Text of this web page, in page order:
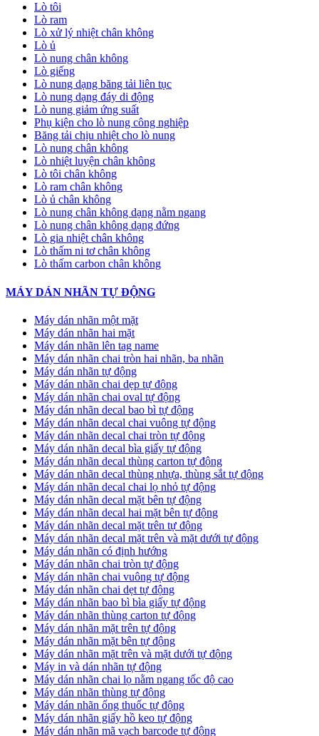
Lò tôi
Lò ram
Lò xử lý nhiệt chân không
Lò ủ
Lò nung chân không
Lò giếng
Lò nung dạng băng tải liên tục
Lò nung dạng đáy di động
Lò nung giảm ứng suất
Phụ kiện cho lò nung công nghiệp
Băng tải chịu nhiệt cho lò nung
Lò nung chân không
Lò nhiệt luyện chân không
Lò tôi chân không
Lò ram chân không
Lò ủ chân không
Lò nung chân không dạng nằm ngang
Lò nung chân không dạng đứng
Lò gia nhiệt chân không
Lò thấm ni tơ chân không
Lò thấm carbon chân không
MÁY DÁN NHÃN TỰ ĐỘNG
Máy dán nhãn một mặt
Máy dán nhãn hai mặt
Máy dán nhãn lên tag name
Máy dán nhãn chai tròn hai nhãn, ba nhãn
Máy dán nhãn tự động
Máy dán nhãn chai dẹp tự động
Máy dán nhãn chai oval tự động
Máy dán nhãn decal bao bì tự động
Máy dán nhãn decal chai vuông tự động
Máy dán nhãn decal chai tròn tự động
Máy dán nhãn decal bìa giấy tự động
Máy dán nhãn decal thùng carton tự động
Máy dán nhãn decal thùng nhựa, thùng sắt tự động
Máy dán nhãn decal chai lọ nhỏ tự động
Máy dán nhãn decal mặt bên tự động
Máy dán nhãn decal hai mặt bên tự động
Máy dán nhãn decal mặt trên tự động
Máy dán nhãn decal mặt trên và mặt dưới tự động
Máy dán nhãn có định hướng
Máy dán nhãn chai tròn tự động
​Máy dán nhãn chai vuông tự động
​Máy dán nhãn chai dẹt tự động
​Máy dán nhãn bao bì bìa giấy tự động
Máy dán nhãn thùng carton tự động
​Máy dán nhãn mặt trên tự động
​Máy dán nhãn mặt bên tự động
​Máy dán nhãn mặt trên và mặt dưới tự động
Máy in và dán nhãn tự động
Máy dán nhãn chai lọ nằm ngang tốc độ cao
​Máy dán nhãn thùng tự động
Máy dán nhãn ống thuốc tự động
​Máy dán nhãn giấy hồ keo tự động
​Máy dán nhãn mã vạch barcode tự động